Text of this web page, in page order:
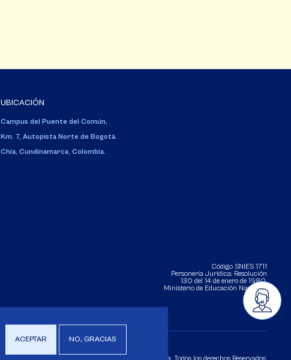
UBICACIÓN
Campus del Puente del Común,
Km. 7, Autopista Norte de Bogotá.
Chía, Cundinamarca, Colombia.
Código SNIES 1711
Personería Jurídica: Resolución
130 del 14 de enero de 1980.
Ministerio de Educación Nacional.
ACEPTAR NO, GRACIAS